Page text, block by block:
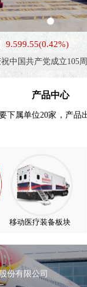
9.599.55(0.42%)
中国共产党成立105周
产品中心
下属单位20家，产品
移动医疗装备板块
份有限公司